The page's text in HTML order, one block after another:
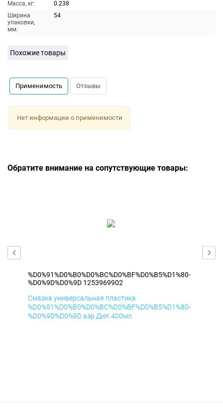
Масса, кг:
0.238
Ширина
упаковки,
мм:
54
Похожие товары
Применимость Отзывы
Нет информации о применимости
Обратите внимание на сопутствующие товары:
%D0%91%D0%B0%D0%BC%D0%BF%D0%B5%D1%80-
%D0%9D%D0%9D 1253969902
Смазка универсальная пластика
%D0%91%D0%B0%D0%BC%D0%BF%D0%B5%D1%80-
%D0%9D%D0%9D аэр ДиК 400мл